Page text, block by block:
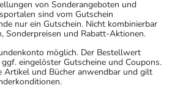
von Sonderangeboten und
sind vom Gutschein
nur ein Gutschein. Nicht kombinierbar
Sonderpreisen und Rabatt-Aktionen.
möglich. Der Bestellwert
eingelöster Gutscheine und Coupons.
Artikel und Bücher anwendbar und gilt